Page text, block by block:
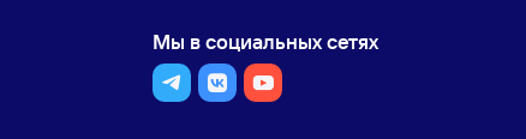
Мы в социальных сетях